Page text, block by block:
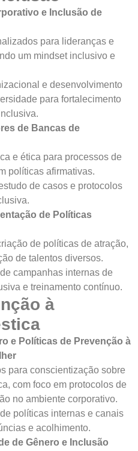
e Inclusão de
para lideranças e
um mindset inclusivo e
e desenvolvimento
para fortalecimento
de Bancas de
e ética para processos de
políticas afirmativas.
de casos e protocolos
de Políticas
de políticas de atração,
de talentos diversos.
campanhas internas de
e treinamento contínuo.
à
e Políticas de Prevenção à
para conscientização sobre
com foco em protocolos de
no ambiente corporativo.
políticas internas e canais
e acolhimento.
de Gênero e Inclusão